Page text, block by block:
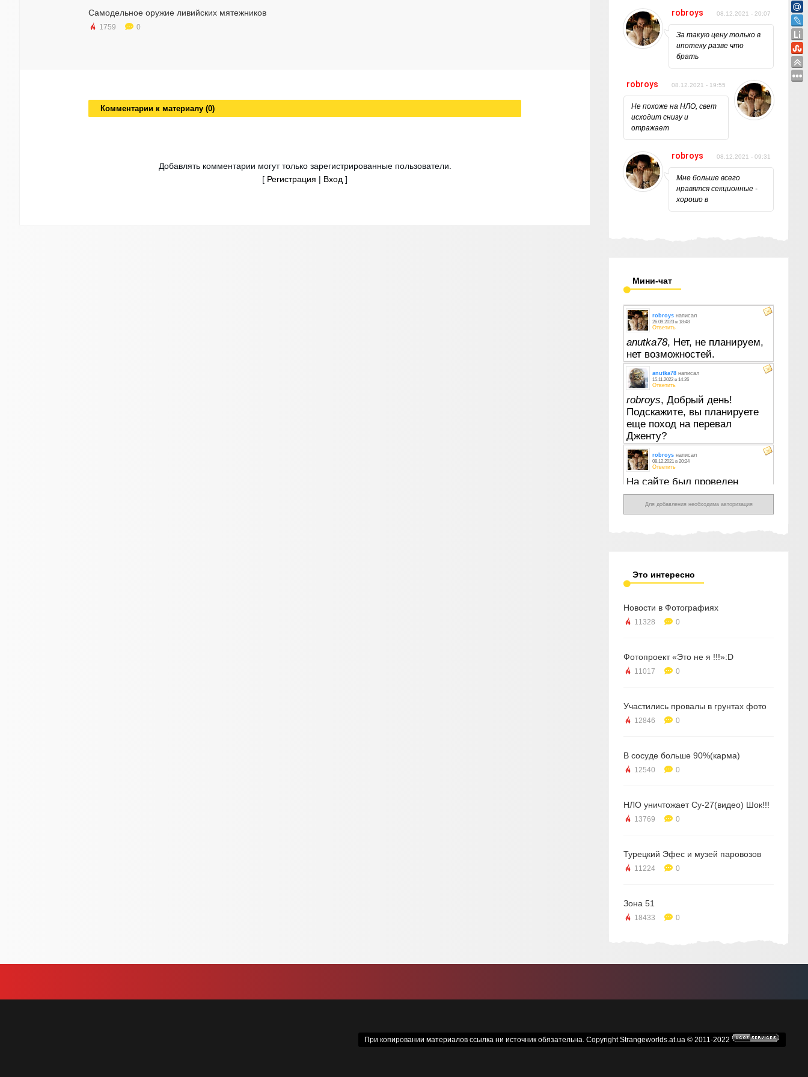
Самодельное оружие ливийских мятежников
1759 0
Комментарии к материалу (0)
Добавлять комментарии могут только зарегистрированные пользователи.
[ Регистрация | Вход ]
robroys 08.12.2021 - 20:07
За такую цену только в
ипотеку разве что
брать
robroys 08.12.2021 - 19:55
Не похоже на НЛО, свет
исходит снизу и
отражает
robroys 08.12.2021 - 09:31
Мне больше всего
нравятся секционные -
хорошо в
Мини-чат
Для добавления необходима авторизация
Это интересно
Новости в Фотографиях
11328 0
Фотопроект «Это не я !!!»:D
11017 0
Участились провалы в грунтах фото
12846 0
В сосуде больше 90%(карма)
12540 0
НЛО уничтожает Су-27(видео) Шок!!!
13769 0
Турецкий Эфес и музей паровозов
11224 0
Зона 51
18433 0
При копировании материалов ссылка ни источник обязательна. Copyright Strangeworlds.at.ua © 2011-2022